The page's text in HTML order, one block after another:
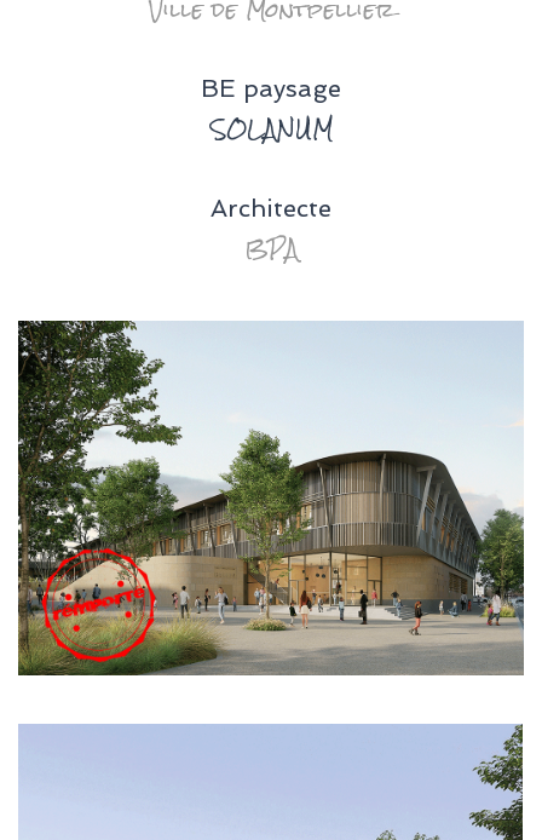
Ville de Montpellier
BE paysage
SOLANUM
Architecte
BPA